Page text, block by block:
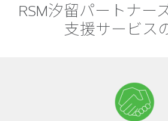
RSM汐留パートナー
支援サービス